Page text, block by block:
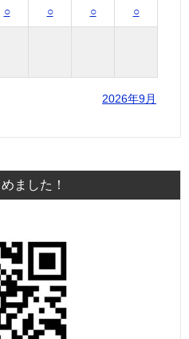
○
○
○
○
2026年9月
ました！